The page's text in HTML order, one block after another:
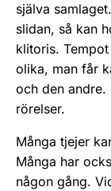
själva
slidan, så kan
klitoris.
olika, man får
och den andre.
rörelser.
Många tjejer
Många har
någon gång.